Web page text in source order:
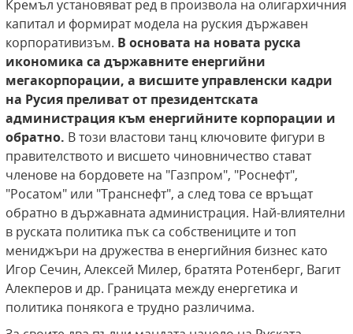
Кремъл установяват ред в произвола на олигархичния
капитал и формират модела на руския държавен
корпоративизъм. В основата на новата руска
икономика са държавните енергийни
мегакорпорации, а висшите управленски кадри
на Русия преливат от президентската
администрация към енергийните корпорации и
обратно. В този властови танц ключовите фигури в
правителството и висшето чиновничество стават
членове на бордовете на "Газпром", "Роснефт",
"Росатом" или "Транснефт", а след това се връщат
обратно в държавната администрация. Най-влиятелни
в руската политика пък са собствениците и топ
мениджъри на дружества в енергийния бизнес като
Игор Сечин, Алексей Милер, братята Ротенберг, Вагит
Алекперов и др. Границата между енергетика и
политика понякога е трудно различима.